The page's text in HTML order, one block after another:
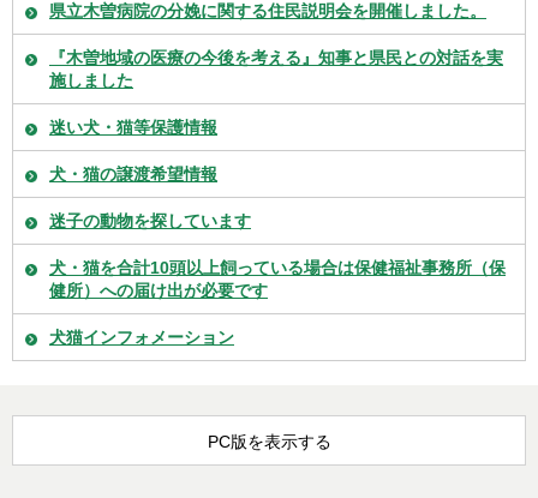
県立木曽病院の分娩に関する住民説明会を開催しました。
『木曽地域の医療の今後を考える』知事と県民との対話を実
施しました
迷い犬・猫等保護情報
犬・猫の譲渡希望情報
迷子の動物を探しています
犬・猫を合計10頭以上飼っている場合は保健福祉事務所（保
健所）への届け出が必要です
犬猫インフォメーション
PC版を表示する